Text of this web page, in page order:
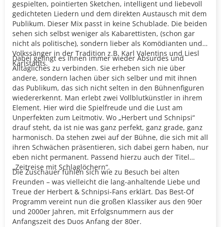
gespielten, pointierten Sketchen, intelligent und liebevoll
gedichteten Liedern und dem direkten Austausch mit dem
Publikum. Dieser Mix passt in keine Schublade. Die beiden
sehen sich selbst weniger als Kabarettisten, (schon gar
nicht als politische), sondern lieber als Komödianten und
Volkssänger in der Tradition z.B. Karl Valentins und Liesl
Karlstadts.
Dabei gelingt es ihnen immer wieder Absurdes und
Alltägliches zu verbinden. Sie erheben sich nie über
andere, sondern lachen über sich selber und mit ihnen
das Publikum, das sich nicht selten in den Bühnenfiguren
wiedererkennt. Man erlebt zwei Vollblutkünstler in ihrem
Element. Hier wird die Spielfreude und die Lust am
Unperfekten zum Leitmotiv. Wo „Herbert und Schnipsi“
drauf steht, da ist nie was ganz perfekt, ganz grade, ganz
harmonisch. Da stehen zwei auf der Bühne, die sich mit all
ihren Schwächen präsentieren, sich dabei gern haben, nur
eben nicht permanent. Passend hierzu auch der Titel
„Zeitreise mit Schlaglöchern“.
Die Zuschauer fühlen sich wie zu Besuch bei alten
Freunden – was vielleicht die lang-anhaltende Liebe und
Treue der Herbert & Schnipsi-Fans erklärt. Das Best-Of
Programm vereint nun die großen Klassiker aus den 90er
und 2000er Jahren, mit Erfolgsnummern aus der
Anfangszeit des Duos Anfang der 80er.